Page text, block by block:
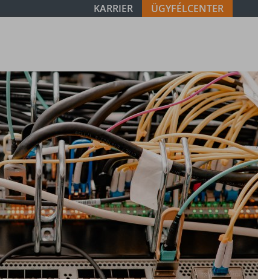
KARRIER ÜGYFÉLCENTER